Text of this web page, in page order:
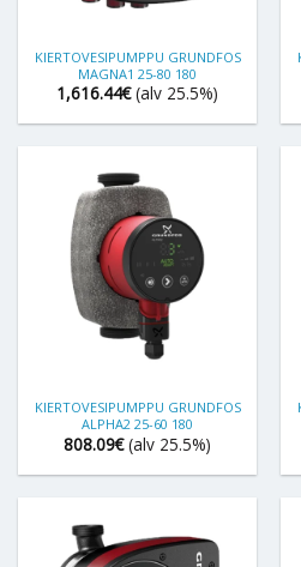
KIERTOVESIPUMPPU GRUNDFOS
MAGNA1 25-80 180
1,616.44€ (alv 25.5%)
KIERTOVESIPUMPPU GRUNDFOS
ALPHA2 25-60 180
808.09€ (alv 25.5%)